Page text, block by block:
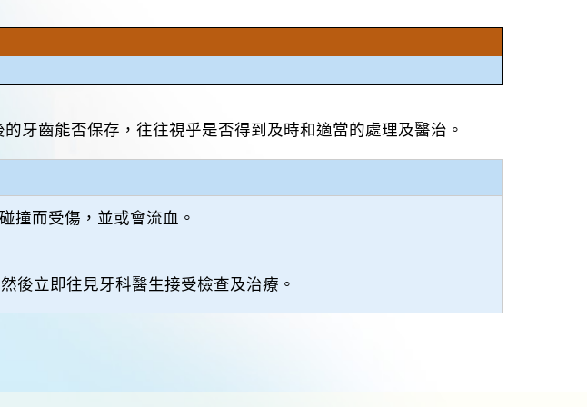
牙齒能否保存，往往視乎是否得到及時和適當的處理及醫治。
撞而受傷，並或會流血。
後立即往見牙科醫生接受檢查及治療。